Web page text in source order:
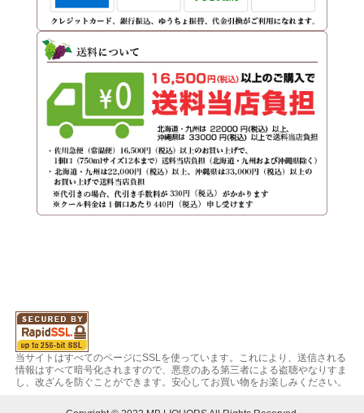
当サイトはすべてのページにSSLを使っています。これにより、送信される
情報はすべて暗号化されますので、悪意のある第三者による盗聴やなりすま
し、改ざんを防ぐことができます。安心してお買い物をお楽しみください。